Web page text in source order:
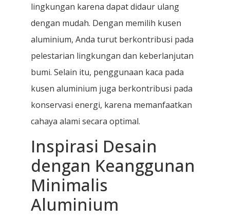
lingkungan karena dapat didaur ulang
dengan mudah. Dengan memilih kusen
aluminium, Anda turut berkontribusi pada
pelestarian lingkungan dan keberlanjutan
bumi. Selain itu, penggunaan kaca pada
kusen aluminium juga berkontribusi pada
konservasi energi, karena memanfaatkan
cahaya alami secara optimal.
Inspirasi Desain
dengan Keanggunan
Minimalis
Aluminium